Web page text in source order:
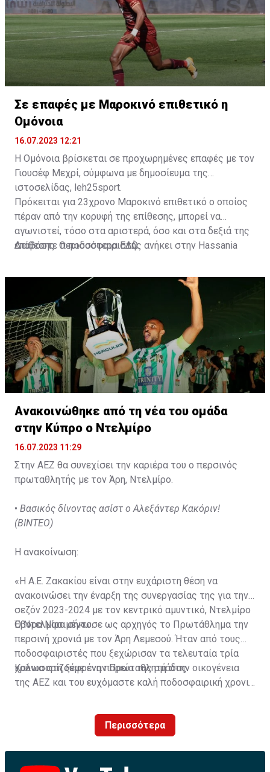
Σε επαφές με Μαροκινό επιθετικό η
Ομόνοια
16.07.2023 12:21
Η Ομόνοια βρίσκεται σε προχωρημένες επαφές με τον
Γιουσέφ Μεχρί, σύμφωνα με δημοσίευμα της
ιστοσελίδας, leh25sport.
Πρόκειται για 23χρονο Μαροκινό επιθετικό ο οποίος
πέραν από την κορυφή της επίθεσης, μπορεί να
αγωνιστεί, τόσο στα αριστερά, όσο και στα δεξιά της
επίθεσης. Ο ποδοσφαιριστής ανήκει στην Hassania
2026.
Διαβάστε περισσότεραΕΔΩ.
Ανακοινώθηκε από τη νέα του ομάδα
στην Κύπρο ο Ντελμίρο
16.07.2023 11:29
Στην ΑΕΖ θα συνεχίσει την καριέρα του ο περσινός
πρωταθλητής με τον Άρη, Ντελμίρο.
• Βασικός δίνοντας ασίστ ο Αλεξάντερ Κακόριν!
(ΒΙΝΤΕΟ)
Η ανακοίνωση:
«Η Α.Ε. Ζακακίου είναι στην ευχάριστη θέση να
ανακοινώσει την έναρξη της συνεργασίας της για την
σεζόν 2023-2024 με τον κεντρικό αμυντικό, Ντελμίρο
Έβορα Νασιμέντο.
Ο Ντελμίρο σήκωσε ως αρχηγός το Πρωτάθλημα την
περσινή χρονιά με τον Άρη Λεμεσού. Ήταν από τους
ποδοσφαιριστές που ξεχώρισαν τα τελευταία τρία
χρόνια στη ξέφρενη πορεία της ομάδας.
Καλωσορίζουμε έναν Πρωταθλητή στην οικογένεια
της ΑΕΖ και του ευχόμαστε καλή ποδοσφαιρική χρονιά
Περισσότερα